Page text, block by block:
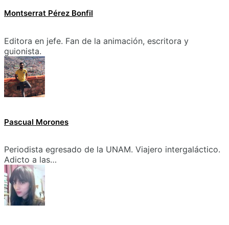
Montserrat Pérez Bonfil
Editora en jefe. Fan de la animación, escritora y
guionista.
Pascual Morones
Periodista egresado de la UNAM. Viajero intergaláctico.
Adicto a las…